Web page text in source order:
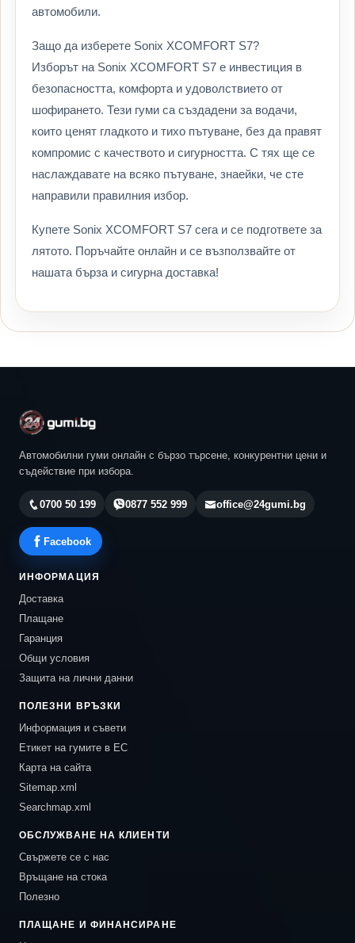
автомобили.
Защо да изберете Sonix XCOMFORT S7?
Изборът на Sonix XCOMFORT S7 е инвестиция в
безопасността, комфорта и удоволствието от
шофирането. Тези гуми са създадени за водачи,
които ценят гладкото и тихо пътуване, без да правят
компромис с качеството и сигурността. С тях ще се
наслаждавате на всяко пътуване, знаейки, че сте
направили правилния избор.
Купете Sonix XCOMFORT S7 сега и се подгответе за
лятото. Поръчайте онлайн и се възползвайте от
нашата бърза и сигурна доставка!
Автомобилни гуми онлайн с бързо търсене, конкурентни цени и
съдействие при избора.
0700 50 199 0877 552 999 office@24gumi.bg
Facebook
ИНФОРМАЦИЯ
Доставка
Плащане
Гаранция
Общи условия
Защита на лични данни
ПОЛЕЗНИ ВРЪЗКИ
Информация и съвети
Етикет на гумите в ЕС
Карта на сайта
Sitemap.xml
Searchmap.xml
ОБСЛУЖВАНЕ НА КЛИЕНТИ
Свържете се с нас
Връщане на стока
Полезно
ПЛАЩАНЕ И ФИНАНСИРАНЕ